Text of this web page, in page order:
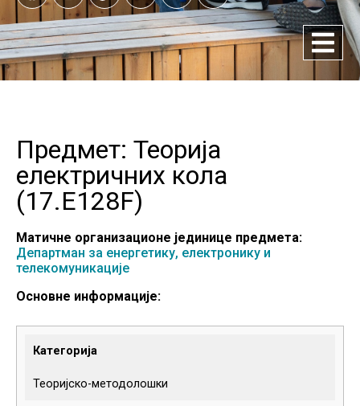
Предмет: Теорија
електричних кола
(17.E128F)
Матичне организационе јединице предмета:
Департман за енергетику, електронику и
телекомуникације
Основне информације:
Категорија
Теоријско-методолошки